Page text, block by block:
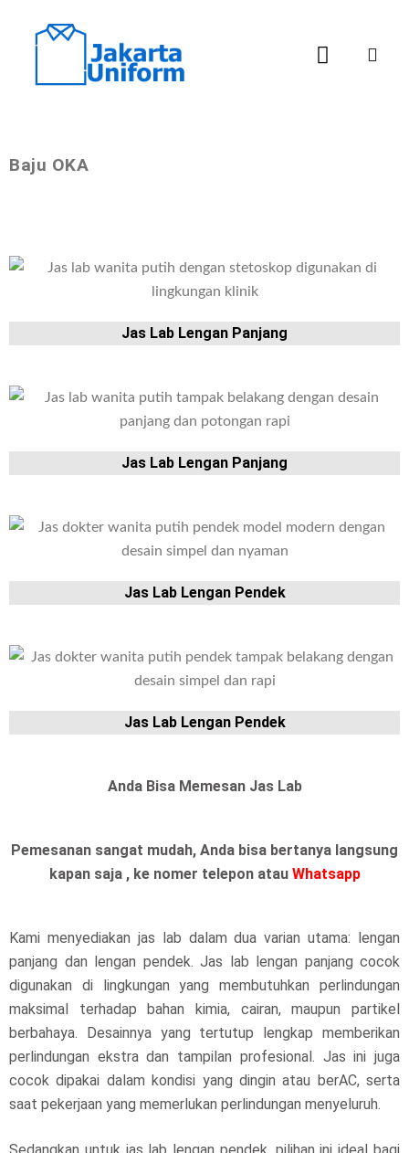
Baju OKA
Jas Lab Lengan Panjang
Jas Lab Lengan Panjang
Jas Lab Lengan Pendek
Jas Lab Lengan Pendek
Anda Bisa Memesan Jas Lab
Pemesanan sangat mudah, Anda bisa bertanya langsung
kapan saja , ke nomer telepon atau Whatsapp
Kami menyediakan jas lab dalam dua varian utama: lengan
panjang dan lengan pendek. Jas lab lengan panjang cocok
digunakan di lingkungan yang membutuhkan perlindungan
maksimal terhadap bahan kimia, cairan, maupun partikel
berbahaya. Desainnya yang tertutup lengkap memberikan
perlindungan ekstra dan tampilan profesional. Jas ini juga
cocok dipakai dalam kondisi yang dingin atau berAC, serta
saat pekerjaan yang memerlukan perlindungan menyeluruh.